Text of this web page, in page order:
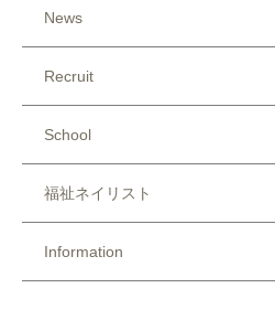
News
Recruit
School
福祉ネイリスト
Information